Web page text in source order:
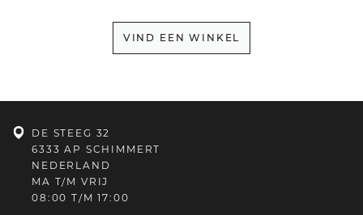
VIND EEN WINKEL
DE STEEG 32
6333 AP SCHIMMERT
NEDERLAND
MA T/M VRIJ
08:00 T/M 17:00